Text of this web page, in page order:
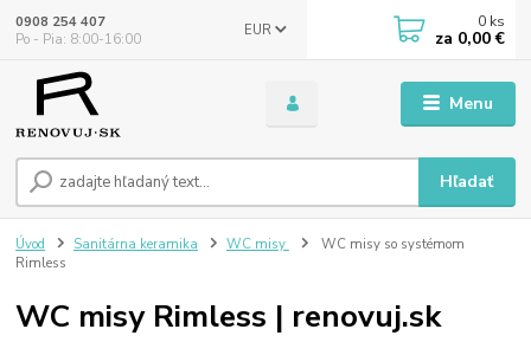
Menu
EUR
Hľadať
0908 254 407
Po - Pia: 8:00-16:00
0 ks
za 0,00 €
Úvod Sanitárna keramika WC misy
WC misy so systémom
Rimless
WC misy Rimless | renovuj.sk